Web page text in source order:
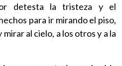
detesta la tristeza y el
para ir mirando el piso,
al cielo, a los otros y a la